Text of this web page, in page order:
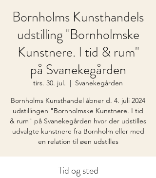
Bornholms Kunsthandels
udstilling "Bornholmske
Kunstnere. I tid & rum"
på Svanekegården
tirs. 30. jul.
  |
Svanekegården
Bornholms Kunsthandel åbner d. 4. juli 2024
udstillingen "Bornholmske Kunstnere. I tid
& rum" på Svanekegården hvor der udstilles
udvalgte kunstnere fra Bornholm eller med
en relation til øen udstilles
Tid og sted